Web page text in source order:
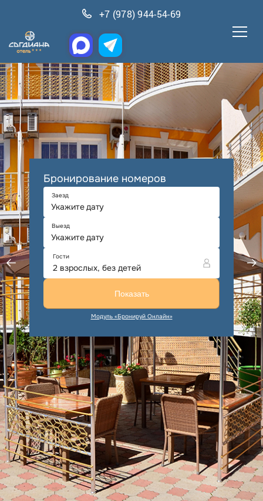
+7 (978) 944-54-69